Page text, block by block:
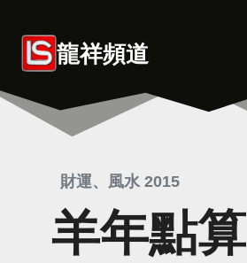
content 龍祥頻道
財運、風水 2015
羊年點算